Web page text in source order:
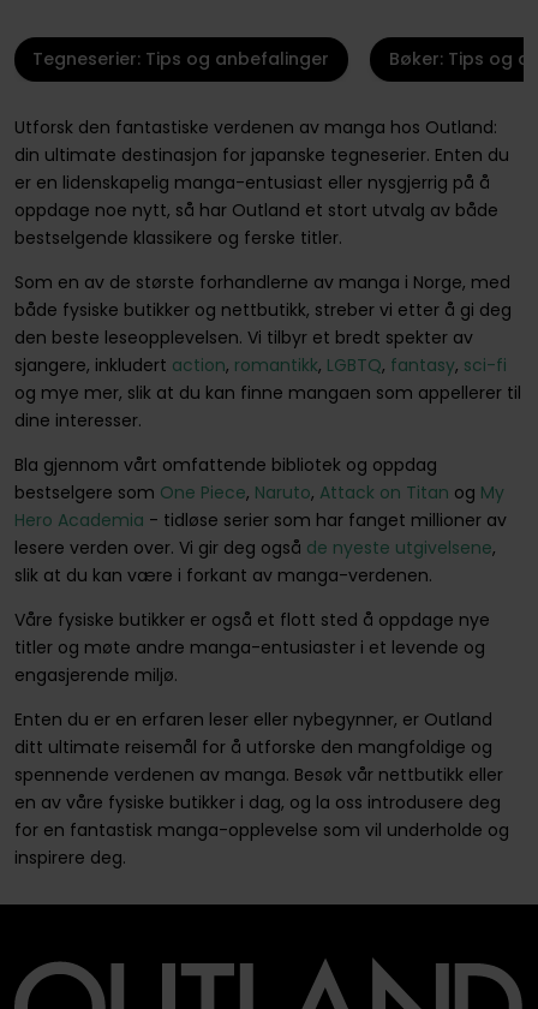
Tegneserier: Tips og anbefalinger Bøker: Tips og
Utforsk den fantastiske verdenen av manga hos Outland:
din ultimate destinasjon for japanske tegneserier. Enten du
er en lidenskapelig manga-entusiast eller nysgjerrig på å
oppdage noe nytt, så har Outland et stort utvalg av både
bestselgende klassikere og ferske titler.
Som en av de største forhandlerne av manga i Norge, med
både fysiske butikker og nettbutikk, streber vi etter å gi deg
den beste leseopplevelsen. Vi tilbyr et bredt spekter av
sjangere, inkludert action, romantikk, LGBTQ, fantasy, sci-fi
og mye mer, slik at du kan finne mangaen som appellerer til
dine interesser.
Bla gjennom vårt omfattende bibliotek og oppdag
bestselgere som One Piece, Naruto, Attack on Titan og My
Hero Academia - tidløse serier som har fanget millioner av
lesere verden over. Vi gir deg også de nyeste utgivelsene,
slik at du kan være i forkant av manga-verdenen.
Våre fysiske butikker er også et flott sted å oppdage nye
titler og møte andre manga-entusiaster i et levende og
engasjerende miljø.
Enten du er en erfaren leser eller nybegynner, er Outland
ditt ultimate reisemål for å utforske den mangfoldige og
spennende verdenen av manga. Besøk vår nettbutikk eller
en av våre fysiske butikker i dag, og la oss introdusere deg
for en fantastisk manga-opplevelse som vil underholde og
inspirere deg.